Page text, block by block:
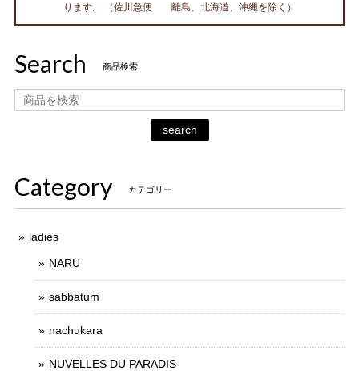
ります。 （佐川急便 離島、北海道、沖縄を除く）
Search 商品検索
search
Category カテゴリー
ladies
NARU
sabbatum
nachukara
NUVELLES DU PARADIS